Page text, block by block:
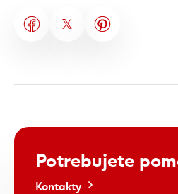
Potrebujete
Kontakty